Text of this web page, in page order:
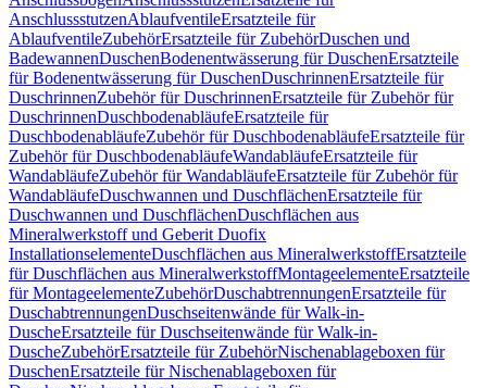
AnschlussstutzenAblaufventileErsatzteile für
AblaufventileZubehörErsatzteile für ZubehörDuschen und
BadewannenDuschenBodenentwässerung für DuschenErsatzteile
für Bodenentwässerung für DuschenDuschrinnenErsatzteile für
DuschrinnenZubehör für DuschrinnenErsatzteile für Zubehör für
DuschrinnenDuschbodenabläufeErsatzteile für
DuschbodenabläufeZubehör für DuschbodenabläufeErsatzteile für
Zubehör für DuschbodenabläufeWandabläufeErsatzteile für
WandabläufeZubehör für WandabläufeErsatzteile für Zubehör für
WandabläufeDuschwannen und DuschflächenErsatzteile für
Duschwannen und DuschflächenDuschflächen aus
Mineralwerkstoff und Geberit Duofix
InstallationselementeDuschflächen aus MineralwerkstoffErsatzteile
für Duschflächen aus MineralwerkstoffMontageelementeErsatzteile
für MontageelementeZubehörDuschabtrennungenErsatzteile für
DuschabtrennungenDuschseitenwände für Walk-in-
DuscheErsatzteile für Duschseitenwände für Walk-in-
DuscheZubehörErsatzteile für ZubehörNischenablageboxen für
DuschenErsatzteile für Nischenablageboxen für